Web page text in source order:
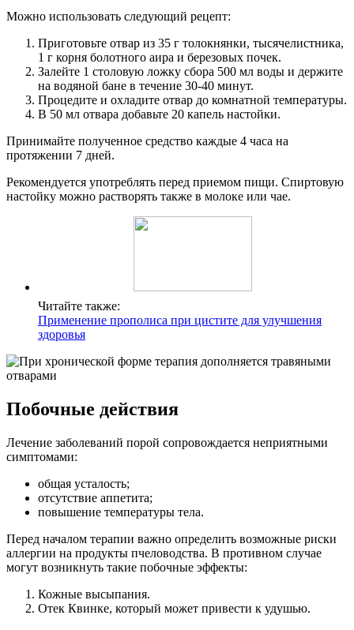
Можно использовать следующий рецепт:
Приготовьте отвар из 35 г толокнянки, тысячелистника,
1 г корня болотного аира и березовых почек.
Залейте 1 столовую ложку сбора 500 мл воды и держите
на водяной бане в течение 30-40 минут.
Процедите и охладите отвар до комнатной температуры.
В 50 мл отвара добавьте 20 капель настойки.
Принимайте полученное средство каждые 4 часа на
протяжении 7 дней.
Рекомендуется употреблять перед приемом пищи. Спиртовую
настойку можно растворять также в молоке или чае.
Читайте также:
Применение прополиса при цистите для улучшения
здоровья
Побочные действия
Лечение заболеваний порой сопровождается неприятными
симптомами:
общая усталость;
отсутствие аппетита;
повышение температуры тела.
Перед началом терапии важно определить возможные риски
аллергии на продукты пчеловодства. В противном случае
могут возникнуть такие побочные эффекты:
Кожные высыпания.
Отек Квинке, который может привести к удушью.